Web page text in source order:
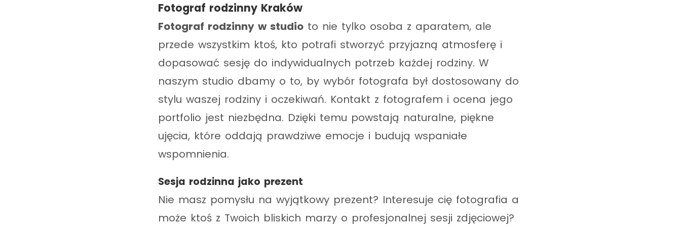
Fotograf rodzinny Kraków
Fotograf rodzinny w studio to nie tylko osoba z aparatem, ale
przede wszystkim ktoś, kto potrafi stworzyć przyjazną atmosferę i
dopasować sesję do indywidualnych potrzeb każdej rodziny. W
naszym studio dbamy o to, by wybór fotografa był dostosowany do
stylu waszej rodziny i oczekiwań. Kontakt z fotografem i ocena jego
portfolio jest niezbędna. Dzięki temu powstają naturalne, piękne
ujęcia, które oddają prawdziwe emocje i budują wspaniałe
wspomnienia.
Sesja rodzinna jako prezent
Nie masz pomysłu na wyjątkowy prezent? Interesuje cię fotografia a
może ktoś z Twoich bliskich marzy o profesjonalnej sesji zdjęciowej?